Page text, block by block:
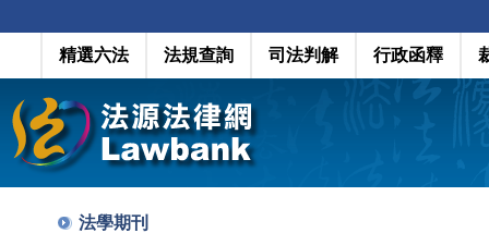
精選六法 法規查詢 司法判解 行政函釋
法學期刊